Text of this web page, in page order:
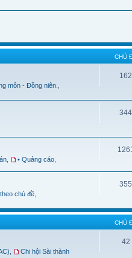
CHỦ
môn - Đồng niên.
162
344
• Quảng cáo
chủ đề
355
CHỦ
Chi hội Sài thành
42